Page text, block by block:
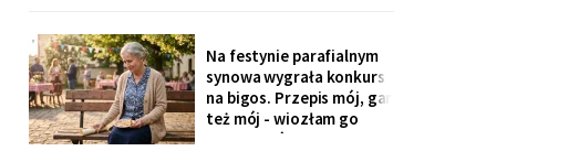
kogo nakrywać". W dwie
godziny napisało
czterdzieści obcych osób.
Z rodziny - nikt, choć
wszyscy tam siedzą.
Na festynie parafialnym
synowa wygrała konkurs
na bigos. Przepis mój, gar
też mój - wiozłam go
rano taksówką, żeby się